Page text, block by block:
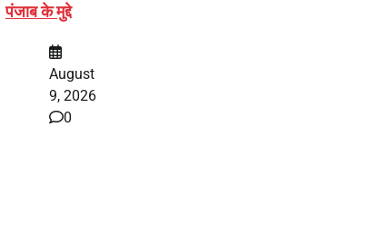
पंजाब के मुद्दे
August
9, 2026
0